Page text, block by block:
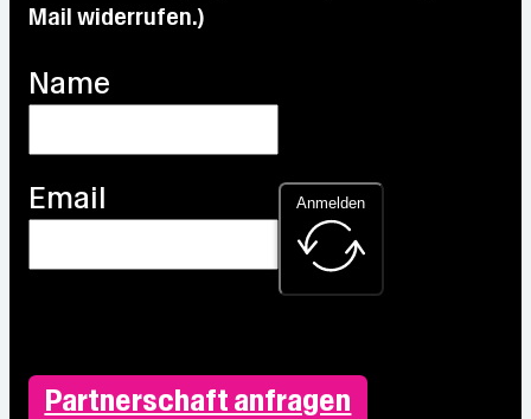
Partnerschaft anfragen
Mail widerrufen.)
Name
Email Anmelden